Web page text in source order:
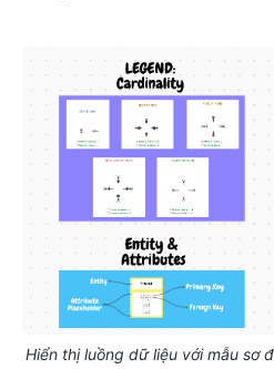
Hiển thị luồng dữ liệu với mẫu sơ